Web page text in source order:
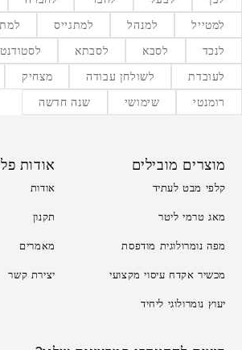
למטייל
למנהל למתגייס
לנכד
לסבא לסבתא לסטודנט
לעובדת
לשולחן עבודה מצחיק
רומנטי
שימושי שנה חדשה
מוצרים מובילים
קלפי מבט לעתיד
מאג טרמי ליטר
מפה נומרולוגית מודפסת
מכשיר אקדח עיסוי מקצועי
יעוץ נומרולוגי ליחיד
אודות
אודות
תקנון
מאמרים
יצירת קשר